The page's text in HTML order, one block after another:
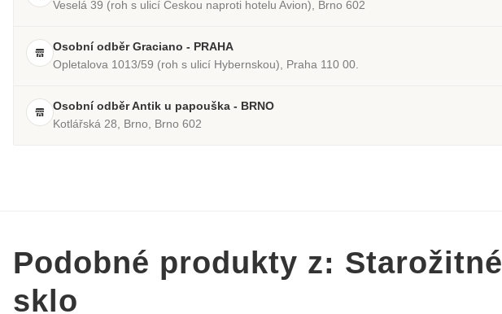
Veselá 39 (roh s ulicí Českou naproti hotelu Avion), Brno 602
Osobní odběr Graciano - PRAHA
Opletalova 1013/59 (roh s ulicí Hybernskou), Praha 110 00.
Osobní odběr Antik u papouška - BRNO
Kotlářská 28, Brno, Brno 602
Podobné produkty z: Starožitné
sklo